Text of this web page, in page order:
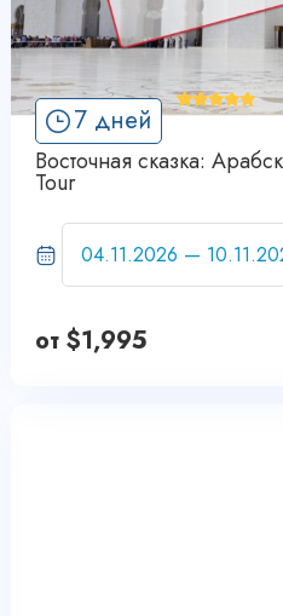
7 дней
'
Восточная сказка:
Tour
от $1,995